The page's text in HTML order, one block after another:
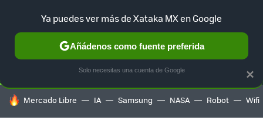
SELECCIÓN GAMING HOME AUTO TERRITORIO
HOY SE HABLA DE
Mercado Libre IA Samsung NASA Robot Wifi
×
Ya puedes ver más de Xataka MX en Google
Añádenos como fuente preferida
Solo necesitas una cuenta de Google